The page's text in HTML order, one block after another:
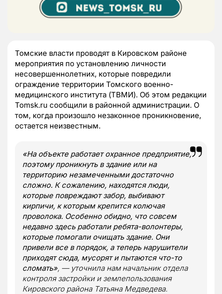
Томские власти проводят в Кировском районе
мероприятия по установлению личности
несовершеннолетних, которые повредили
ограждение территории Томского военно-
медицинского института (ТВМИ). Об этом редакции
Tomsk.ru сообщили в районной администрации. О
том, когда произошло незаконное проникновение,
остается неизвестным.
«На объекте работает охранное предприятие,
поэтому проникнуть в здание или на
территорию незамеченными достаточно
сложно. К сожалению, находятся люди,
которые повреждают забор, выбивают
кирпичи, к которым крепится колючая
проволока. Особенно обидно, что совсем
недавно здесь работали ребята-волонтеры,
которые помогали очищать здание. Они
привели все в порядок, а теперь нарушители
приходят сюда, мусорят и пытаются что-то
сломать», — уточнила нам начальник отдела
контроля застройки и землепользования
Кировского района Татьяна Медведева.